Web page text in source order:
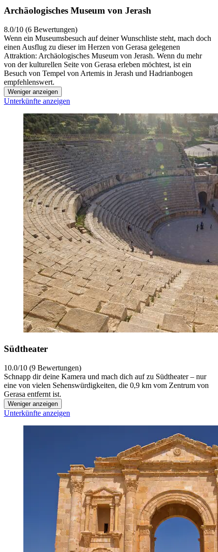
Archäologisches Museum von Jerash
8.0/10 (6 Bewertungen)
Wenn ein Museumsbesuch auf deiner Wunschliste steht, mach doch
einen Ausflug zu dieser im Herzen von Gerasa gelegenen
Attraktion: Archäologisches Museum von Jerash. Wenn du mehr
von der kulturellen Seite von Gerasa erleben möchtest, ist ein
Besuch von Tempel von Artemis in Jerash und Hadrianbogen
empfehlenswert.
Weniger anzeigen
Unterkünfte anzeigen
Südtheater
10.0/10 (9 Bewertungen)
Schnapp dir deine Kamera und mach dich auf zu Südtheater – nur
eine von vielen Sehenswürdigkeiten, die 0,9 km vom Zentrum von
Gerasa entfernt ist.
Weniger anzeigen
Unterkünfte anzeigen